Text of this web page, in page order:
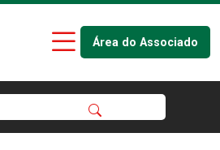
Área do Associado